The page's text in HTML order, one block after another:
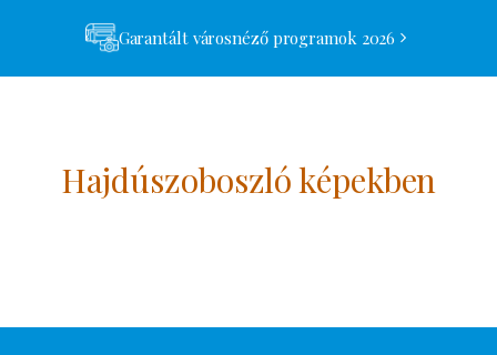
Garantált városnéző programok 2026
Hajdúszoboszló képekben